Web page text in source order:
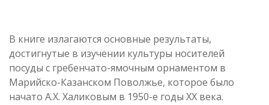
В книге излагаются основные результаты,
достигнутые в изучении культуры носителей
посуды с гребенчато-ямочным орнаментом в
Марийско-Казанском Поволжье, которое было
начато А.Х. Халиковым в 1950-е годы ХХ века.